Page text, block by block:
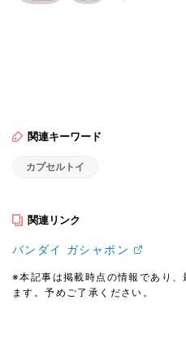
関連キーワード
カプセルトイ
関連リンク
バンダイ ガシャポン
※本記事は掲載時点の情報であり
ます。予めご了承ください。